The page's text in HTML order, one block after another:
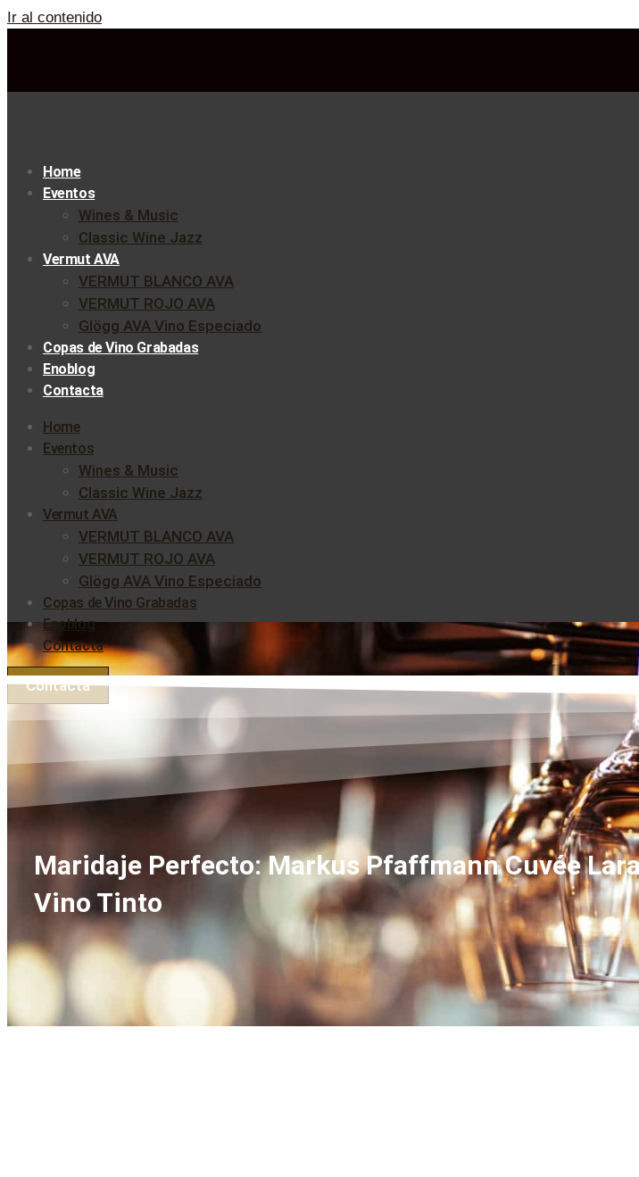
Ir al contenido
Home
Eventos
Wines & Music
Classic Wine Jazz
Vermut AVA
VERMUT BLANCO AVA
VERMUT ROJO AVA
Glögg AVA Vino Especiado
Copas de Vino Grabadas
Enoblog
Contacta
Home
Eventos
Wines & Music
Classic Wine Jazz
Vermut AVA
VERMUT BLANCO AVA
VERMUT ROJO AVA
Glögg AVA Vino Especiado
Copas de Vino Grabadas
Enoblog
Contacta
Contacta
Maridaje Perfecto: Markus Pfaffmann Cuvée
Vino Tinto